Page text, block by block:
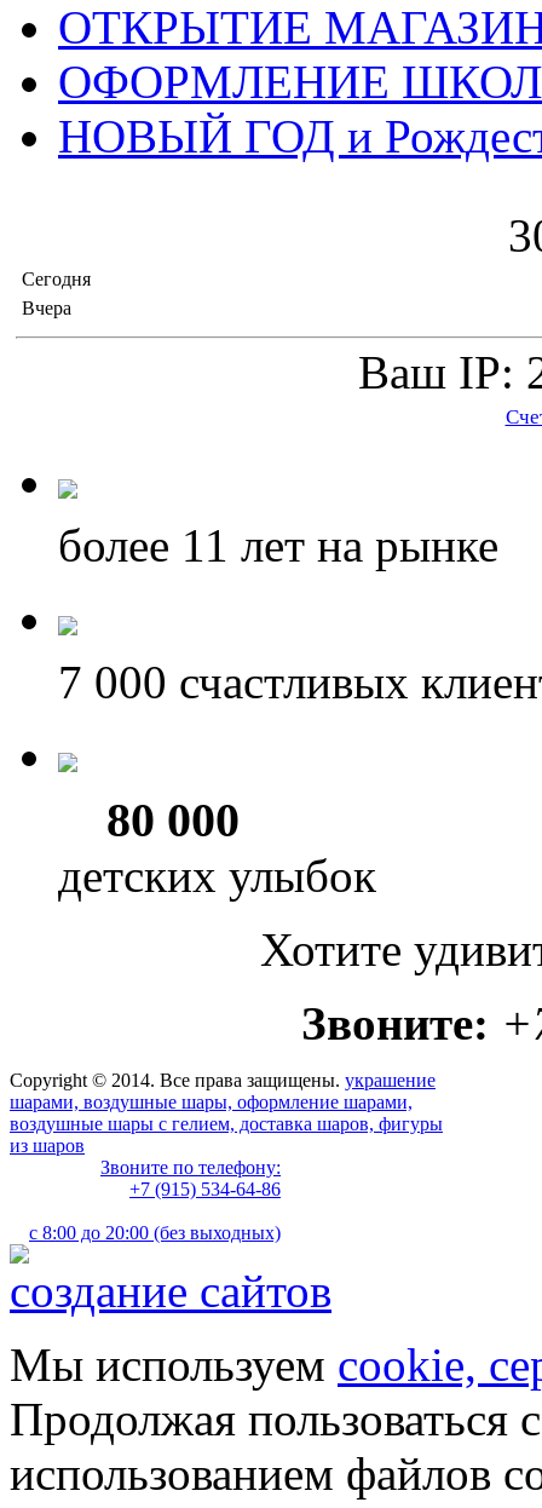
ОТКРЫТИЕ
ОФОРМЛЕНИЕ
НОВЫЙ ГОД и
3
Сегодня
Вчера
Ваш IP:
более 11 лет на рынке
7 000 счастливых
80 000
детских улыбок
Хотите
Звоните:
Copyright © 2014. Все права защищены. украшение
шарами, воздушные шары, оформление шарами,
воздушные шары с гелием, доставка шаров, фигуры
из шаров
Звоните по телефону:
+7 (915) 534-64-86
с 8:00 до 20:00 (без выходных)
создание сайтов
Мы используем cookie,
Продолжая пользоваться
использованием файлов